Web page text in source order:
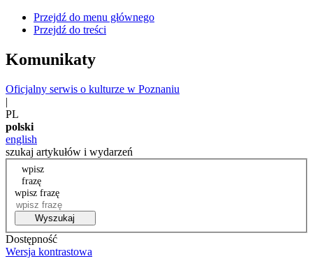
Przejdź do menu głównego
Przejdź do treści
Komunikaty
Oficjalny serwis o kulturze w Poznaniu
|
PL
polski
english
szukaj artykułów i wydarzeń
wpisz
frazę
wpisz frazę
Wyszukaj
Dostępność
Wersja kontrastowa